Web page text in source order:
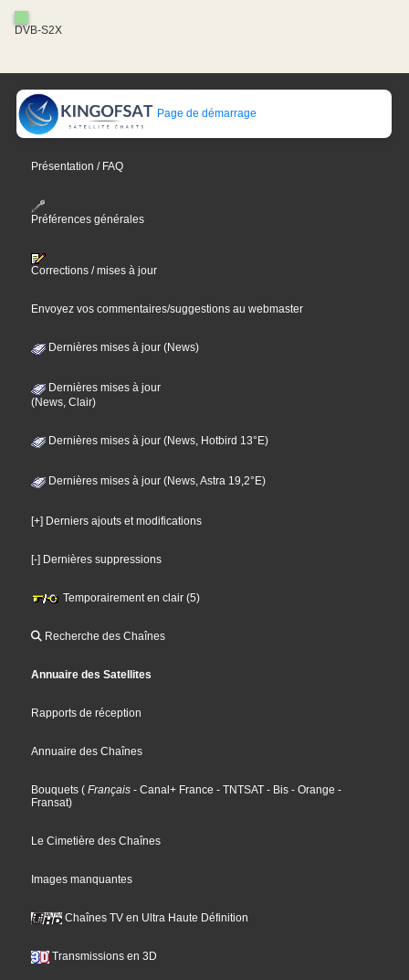
DVB-S2X
Page de démarrage
Présentation / FAQ
Préférences générales
Corrections / mises à jour
Envoyez vos commentaires/suggestions au webmaster
Dernières mises à jour (News)
Dernières mises à jour
(News, Clair)
Dernières mises à jour (News, Hotbird 13°E)
Dernières mises à jour (News, Astra 19,2°E)
[+] Derniers ajouts et modifications
[-] Dernières suppressions
Temporairement en clair (5)
Recherche des Chaînes
Annuaire des Satellites
Rapports de réception
Annuaire des Chaînes
Bouquets ( Français - Canal+ France - TNTSAT - Bis - Orange -
Fransat)
Le Cimetière des Chaînes
Images manquantes
Chaînes TV en Ultra Haute Définition
Transmissions en 3D